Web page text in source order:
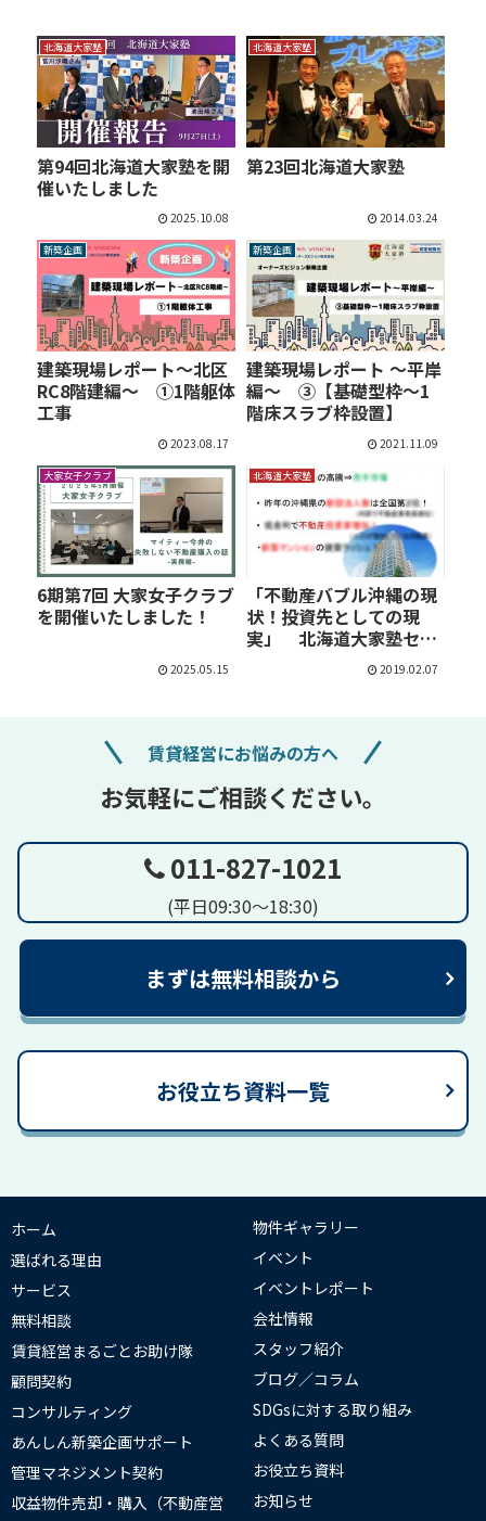
北海道大家塾
第94回北海道大家塾を開
催いたしました
2025.10.08
北海道大家塾
第23回北海道大家塾
2014.03.24
新築企画
建築現場レポート～北区
RC8階建編～ ①1階躯体
工事
2023.08.17
新築企画
建築現場レポート ～平岸
編～ ③【基礎型枠～1
階床スラブ枠設置】
2021.11.09
大家女子クラブ
6期第7回 大家女子クラブ
を開催いたしました！
2025.05.15
北海道大家塾
「不動産バブル沖縄の現
状！投資先としての現
実」 北海道大家塾セミ
2019.02.07
賃貸経営にお悩みの方へ
お気軽にご相談ください。
011-827-1021
(平日09:30～18:30)
まずは無料相談から
お役立ち資料一覧
ホーム
選ばれる理由
サービス
無料相談
賃貸経営まるごとお助け隊
顧問契約
コンサルティング
あんしん新築企画サポート
管理マネジメント契約
収益物件売却・購入（不動産営
物件ギャラリー
イベント
イベントレポート
会社情報
スタッフ紹介
ブログ／コラム
SDGsに対する取り組み
よくある質問
お役立ち資料
お知らせ